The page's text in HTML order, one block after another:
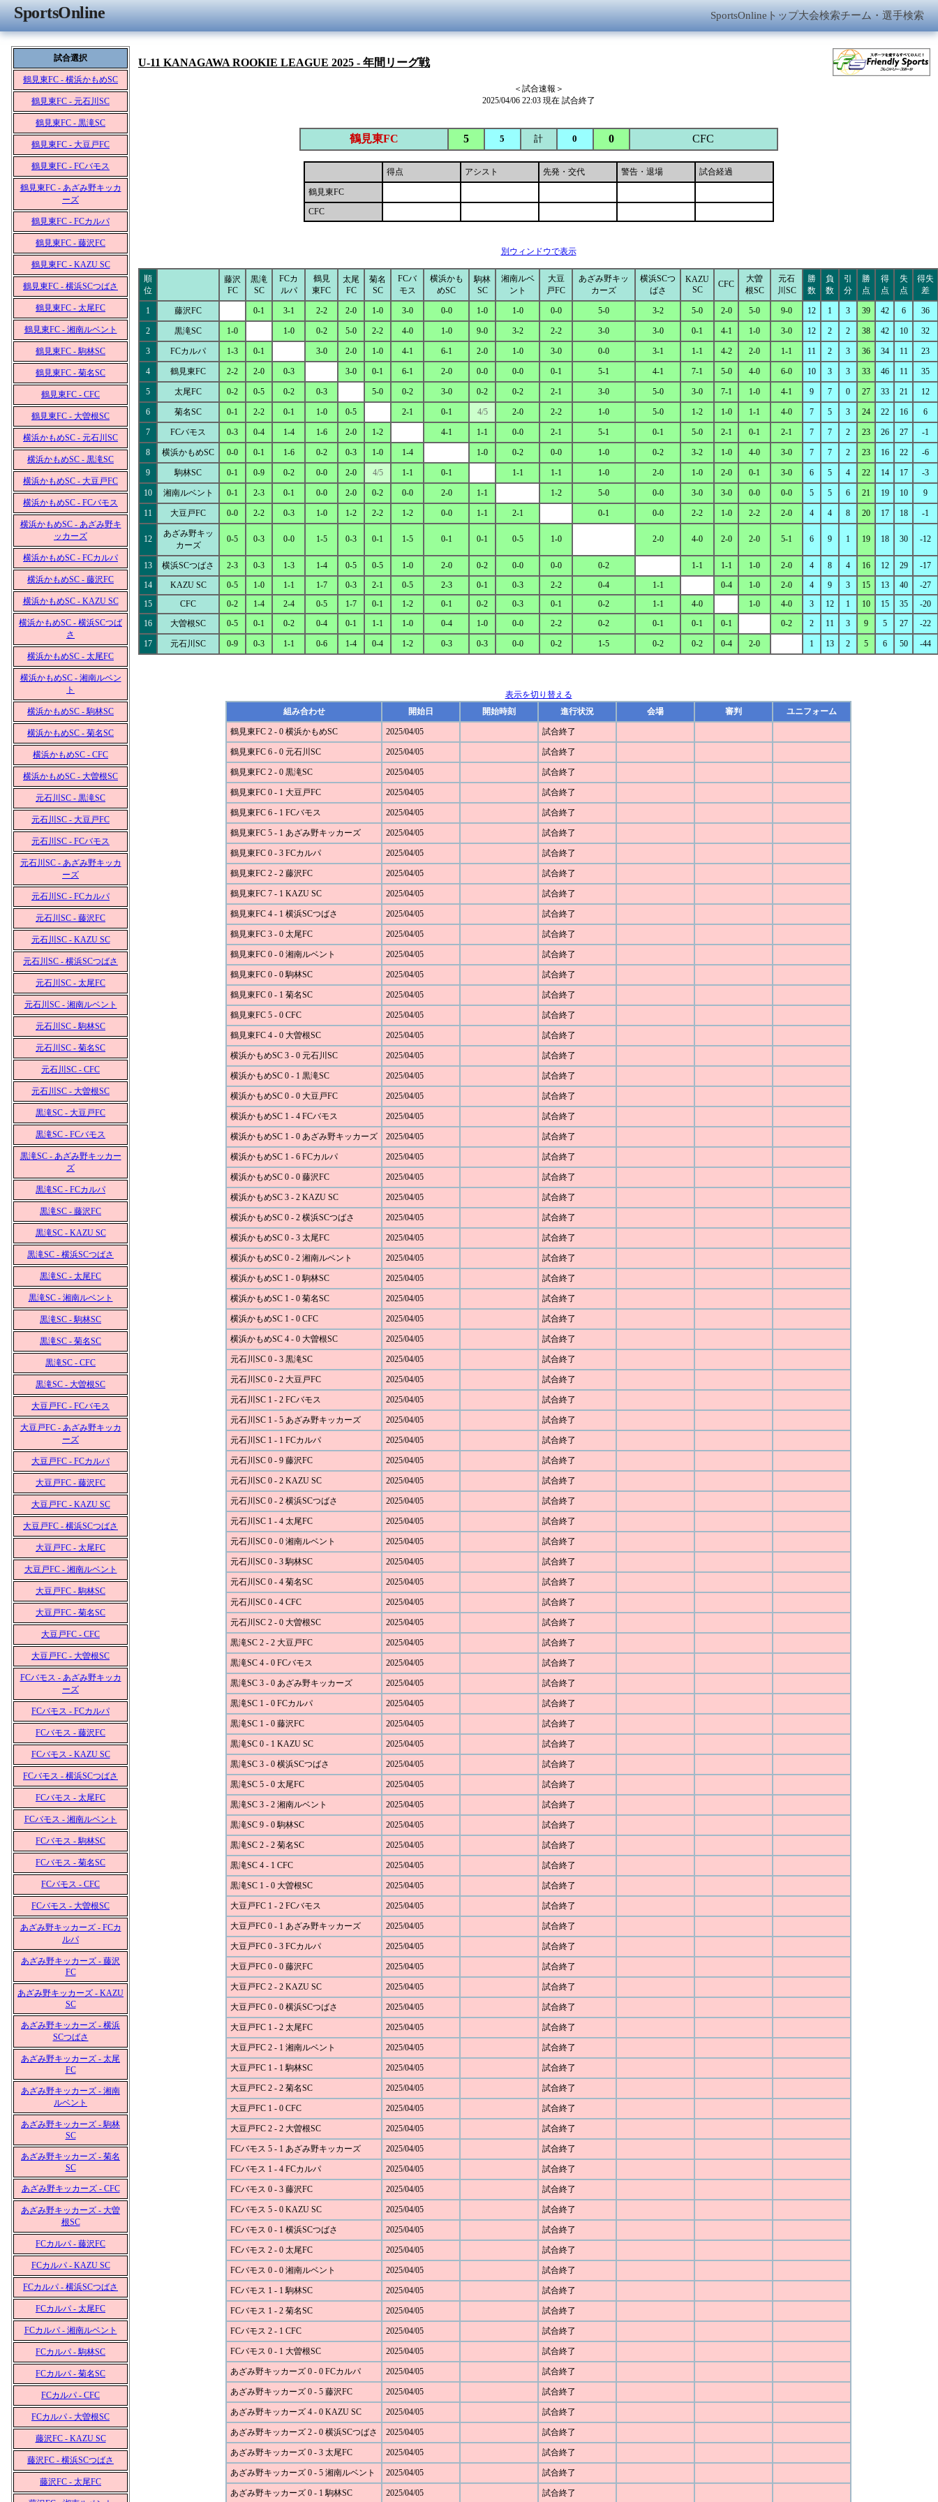
SportsOnline SportsOnlineトップ大会検索チーム・選手検索
試合選択
鶴見東FC - 横浜かもめSC
鶴見東FC - 元石川SC
鶴見東FC - 黒滝SC
鶴見東FC - 大豆戸FC
鶴見東FC - FCバモス
鶴見東FC - あざみ野キッカ
ーズ
鶴見東FC - FCカルパ
鶴見東FC - 藤沢FC
鶴見東FC - KAZU SC
鶴見東FC - 横浜SCつばさ
鶴見東FC - 太尾FC
鶴見東FC - 湘南ルベント
鶴見東FC - 駒林SC
鶴見東FC - 菊名SC
鶴見東FC - CFC
鶴見東FC - 大曽根SC
横浜かもめSC - 元石川SC
横浜かもめSC - 黒滝SC
横浜かもめSC - 大豆戸FC
横浜かもめSC - FCバモス
横浜かもめSC - あざみ野キ
ッカーズ
横浜かもめSC - FCカルパ
横浜かもめSC - 藤沢FC
横浜かもめSC - KAZU SC
横浜かもめSC - 横浜SCつば
さ
横浜かもめSC - 太尾FC
横浜かもめSC - 湘南ルベン
ト
横浜かもめSC - 駒林SC
横浜かもめSC - 菊名SC
横浜かもめSC - CFC
横浜かもめSC - 大曽根SC
元石川SC - 黒滝SC
元石川SC - 大豆戸FC
元石川SC - FCバモス
元石川SC - あざみ野キッカ
ーズ
元石川SC - FCカルパ
元石川SC - 藤沢FC
元石川SC - KAZU SC
元石川SC - 横浜SCつばさ
元石川SC - 太尾FC
元石川SC - 湘南ルベント
元石川SC - 駒林SC
元石川SC - 菊名SC
元石川SC - CFC
元石川SC - 大曽根SC
黒滝SC - 大豆戸FC
黒滝SC - FCバモス
黒滝SC - あざみ野キッカー
ズ
黒滝SC - FCカルパ
黒滝SC - 藤沢FC
黒滝SC - KAZU SC
黒滝SC - 横浜SCつばさ
黒滝SC - 太尾FC
黒滝SC - 湘南ルベント
黒滝SC - 駒林SC
黒滝SC - 菊名SC
黒滝SC - CFC
黒滝SC - 大曽根SC
大豆戸FC - FCバモス
大豆戸FC - あざみ野キッカ
ーズ
大豆戸FC - FCカルパ
大豆戸FC - 藤沢FC
大豆戸FC - KAZU SC
大豆戸FC - 横浜SCつばさ
大豆戸FC - 太尾FC
大豆戸FC - 湘南ルベント
大豆戸FC - 駒林SC
大豆戸FC - 菊名SC
大豆戸FC - CFC
大豆戸FC - 大曽根SC
FCバモス - あざみ野キッカ
ーズ
FCバモス - FCカルパ
FCバモス - 藤沢FC
FCバモス - KAZU SC
FCバモス - 横浜SCつばさ
FCバモス - 太尾FC
FCバモス - 湘南ルベント
FCバモス - 駒林SC
FCバモス - 菊名SC
FCバモス - CFC
FCバモス - 大曽根SC
あざみ野キッカーズ - FCカ
ルパ
あざみ野キッカーズ - 藤沢
FC
あざみ野キッカーズ - KAZU
SC
あざみ野キッカーズ - 横浜
SCつばさ
あざみ野キッカーズ - 太尾
FC
あざみ野キッカーズ - 湘南
ルベント
あざみ野キッカーズ - 駒林
SC
あざみ野キッカーズ - 菊名
SC
あざみ野キッカーズ - CFC
あざみ野キッカーズ - 大曽
根SC
FCカルパ - 藤沢FC
FCカルパ - KAZU SC
FCカルパ - 横浜SCつばさ
FCカルパ - 太尾FC
FCカルパ - 湘南ルベント
FCカルパ - 駒林SC
FCカルパ - 菊名SC
FCカルパ - CFC
FCカルパ - 大曽根SC
藤沢FC - KAZU SC
藤沢FC - 横浜SCつばさ
藤沢FC - 太尾FC
U-11 KANAGAWA ROOKIE LEAGUE 2025 - 年間リーグ戦
＜試合速報＞
2025/04/06 22:03 現在 試合終了
鶴見東FC 5 5 計 0 0 CFC
得点 アシスト 先発・交代 警告・退場 試合経過
鶴見東FC
CFC
別ウィンドウで表示
順
位
藤沢
FC
黒滝
SC
FCカ
ルパ
鶴見
東FC
太尾
FC
菊名
SC
FCバ
モス
横浜かも
めSC
駒林
SC
湘南ルベ
ント
大豆
戸FC
あざみ野キッ
カーズ
横浜SCつ
ばさ
KAZU
SC
CFC
大曽
根SC
元石
川SC
勝
数
負
数
引
分
勝
点
得
点
失
点
得失
差
1 藤沢FC 0-1 3-1 2-2 2-0 1-0 3-0 0-0 1-0 1-0 0-0 5-0 3-2 5-0 2-0 5-0 9-0 12 1 3 39 42 6 36
2 黒滝SC 1-0 1-0 0-2 5-0 2-2 4-0 1-0 9-0 3-2 2-2 3-0 3-0 0-1 4-1 1-0 3-0 12 2 2 38 42 10 32
3 FCカルパ 1-3 0-1 3-0 2-0 1-0 4-1 6-1 2-0 1-0 3-0 0-0 3-1 1-1 4-2 2-0 1-1 11 2 3 36 34 11 23
4 鶴見東FC 2-2 2-0 0-3 3-0 0-1 6-1 2-0 0-0 0-0 0-1 5-1 4-1 7-1 5-0 4-0 6-0 10 3 3 33 46 11 35
5 太尾FC 0-2 0-5 0-2 0-3 5-0 0-2 3-0 0-2 0-2 2-1 3-0 5-0 3-0 7-1 1-0 4-1 9 7 0 27 33 21 12
6 菊名SC 0-1 2-2 0-1 1-0 0-5 2-1 0-1 4/5 2-0 2-2 1-0 5-0 1-2 1-0 1-1 4-0 7 5 3 24 22 16 6
7 FCバモス 0-3 0-4 1-4 1-6 2-0 1-2 4-1 1-1 0-0 2-1 5-1 0-1 5-0 2-1 0-1 2-1 7 7 2 23 26 27 -1
8 横浜かもめSC 0-0 0-1 1-6 0-2 0-3 1-0 1-4 1-0 0-2 0-0 1-0 0-2 3-2 1-0 4-0 3-0 7 7 2 23 16 22 -6
9 駒林SC 0-1 0-9 0-2 0-0 2-0 4/5 1-1 0-1 1-1 1-1 1-0 2-0 1-0 2-0 0-1 3-0 6 5 4 22 14 17 -3
10 湘南ルベント 0-1 2-3 0-1 0-0 2-0 0-2 0-0 2-0 1-1 1-2 5-0 0-0 3-0 3-0 0-0 0-0 5 5 6 21 19 10 9
11 大豆戸FC 0-0 2-2 0-3 1-0 1-2 2-2 1-2 0-0 1-1 2-1 0-1 0-0 2-2 1-0 2-2 2-0 4 4 8 20 17 18 -1
12
あざみ野キッ
カーズ
0-5 0-3 0-0 1-5 0-3 0-1 1-5 0-1 0-1 0-5 1-0 2-0 4-0 2-0 2-0 5-1 6 9 1 19 18 30 -12
13 横浜SCつばさ 2-3 0-3 1-3 1-4 0-5 0-5 1-0 2-0 0-2 0-0 0-0 0-2 1-1 1-1 1-0 2-0 4 8 4 16 12 29
-17
14
KAZU SC 0-5 1-0 1-1 1-7 0-3 2-1 0-5 2-3 0-1 0-3 2-2 0-4 1-1 0-4 1-0 2-0 4 9 3 15 13 40
-27
15
CFC 0-2 1-4 2-4 0-5 1-7 0-1 1-2 0-1 0-2 0-3 0-1 0-2 1-1 4-0 1-0 4-0 3 12 1 10 15 35
-20
16
大曽根SC 0-5 0-1 0-2 0-4 0-1 1-1 1-0 0-4 1-0 0-0 2-2 0-2 0-1 0-1 0-1 0-2 2 11 3 9 5 27 -22
17 元石川SC 0-9 0-3 1-1 0-6 1-4 0-4 1-2 0-3 0-3 0-0 0-2 1-5 0-2 0-2 0-4 2-0 1 13 2 5 6 50 -44
表示を切り替える
組み合わせ
開始日 開始時刻 進行状況 会場 審判 ユニフォーム
鶴見東FC 2 - 0 横浜かもめSC 2025/04/05 試合終了
鶴見東FC 6 - 0 元石川SC 2025/04/05 試合終了
鶴見東FC 2 - 0 黒滝SC 2025/04/05 試合終了
鶴見東FC 0 - 1 大豆戸FC 2025/04/05 試合終了
鶴見東FC 6 - 1 FCバモス 2025/04/05 試合終了
鶴見東FC 5 - 1 あざみ野キッカーズ 2025/04/05 試合終了
鶴見東FC 0 - 3 FCカルパ 2025/04/05 試合終了
鶴見東FC 2 - 2 藤沢FC 2025/04/05 試合終了
鶴見東FC 7 - 1 KAZU SC 2025/04/05 試合終了
鶴見東FC 4 - 1 横浜SCつばさ 2025/04/05 試合終了
鶴見東FC 3 - 0 太尾FC 2025/04/05 試合終了
鶴見東FC 0 - 0 湘南ルベント 2025/04/05 試合終了
鶴見東FC 0 - 0 駒林SC 2025/04/05 試合終了
鶴見東FC 0 - 1 菊名SC 2025/04/05 試合終了
鶴見東FC 5 - 0 CFC 2025/04/05 試合終了
鶴見東FC 4 - 0 大曽根SC 2025/04/05 試合終了
横浜かもめSC 3 - 0 元石川SC 2025/04/05 試合終了
横浜かもめSC 0 - 1 黒滝SC 2025/04/05 試合終了
横浜かもめSC 0 - 0 大豆戸FC 2025/04/05 試合終了
横浜かもめSC 1 - 4 FCバモス 2025/04/05 試合終了
横浜かもめSC 1 - 0 あざみ野キッカーズ 2025/04/05 試合終了
横浜かもめSC 1 - 6 FCカルパ 2025/04/05 試合終了
横浜かもめSC 0 - 0 藤沢FC 2025/04/05 試合終了
横浜かもめSC 3 - 2 KAZU SC 2025/04/05 試合終了
横浜かもめSC 0 - 2 横浜SCつばさ 2025/04/05 試合終了
横浜かもめSC 0 - 3 太尾FC 2025/04/05 試合終了
横浜かもめSC 0 - 2 湘南ルベント 2025/04/05 試合終了
横浜かもめSC 1 - 0 駒林SC 2025/04/05 試合終了
横浜かもめSC 1 - 0 菊名SC 2025/04/05 試合終了
横浜かもめSC 1 - 0 CFC 2025/04/05 試合終了
横浜かもめSC 4 - 0 大曽根SC 2025/04/05 試合終了
元石川SC 0 - 3 黒滝SC 2025/04/05 試合終了
元石川SC 0 - 2 大豆戸FC 2025/04/05 試合終了
元石川SC 1 - 2 FCバモス 2025/04/05 試合終了
元石川SC 1 - 5 あざみ野キッカーズ 2025/04/05 試合終了
元石川SC 1 - 1 FCカルパ 2025/04/05 試合終了
元石川SC 0 - 9 藤沢FC 2025/04/05 試合終了
元石川SC 0 - 2 KAZU SC 2025/04/05 試合終了
元石川SC 0 - 2 横浜SCつばさ 2025/04/05 試合終了
元石川SC 1 - 4 太尾FC 2025/04/05 試合終了
元石川SC 0 - 0 湘南ルベント 2025/04/05 試合終了
元石川SC 0 - 3 駒林SC 2025/04/05 試合終了
元石川SC 0 - 4 菊名SC 2025/04/05 試合終了
元石川SC 0 - 4 CFC 2025/04/05 試合終了
元石川SC 2 - 0 大曽根SC 2025/04/05 試合終了
黒滝SC 2 - 2 大豆戸FC 2025/04/05 試合終了
黒滝SC 4 - 0 FCバモス 2025/04/05 試合終了
黒滝SC 3 - 0 あざみ野キッカーズ 2025/04/05 試合終了
黒滝SC 1 - 0 FCカルパ 2025/04/05 試合終了
黒滝SC 1 - 0 藤沢FC 2025/04/05 試合終了
黒滝SC 0 - 1 KAZU SC 2025/04/05 試合終了
黒滝SC 3 - 0 横浜SCつばさ 2025/04/05 試合終了
黒滝SC 5 - 0 太尾FC 2025/04/05 試合終了
黒滝SC 3 - 2 湘南ルベント 2025/04/05 試合終了
黒滝SC 9 - 0 駒林SC 2025/04/05 試合終了
黒滝SC 2 - 2 菊名SC 2025/04/05 試合終了
黒滝SC 4 - 1 CFC 2025/04/05 試合終了
黒滝SC 1 - 0 大曽根SC 2025/04/05 試合終了
大豆戸FC 1 - 2 FCバモス 2025/04/05 試合終了
大豆戸FC 0 - 1 あざみ野キッカーズ 2025/04/05 試合終了
大豆戸FC 0 - 3 FCカルパ 2025/04/05 試合終了
大豆戸FC 0 - 0 藤沢FC 2025/04/05 試合終了
大豆戸FC 2 - 2 KAZU SC 2025/04/05 試合終了
大豆戸FC 0 - 0 横浜SCつばさ 2025/04/05 試合終了
大豆戸FC 1 - 2 太尾FC 2025/04/05 試合終了
大豆戸FC 2 - 1 湘南ルベント 2025/04/05 試合終了
大豆戸FC 1 - 1 駒林SC 2025/04/05 試合終了
大豆戸FC 2 - 2 菊名SC 2025/04/05 試合終了
大豆戸FC 1 - 0 CFC 2025/04/05 試合終了
大豆戸FC 2 - 2 大曽根SC 2025/04/05 試合終了
FCバモス 5 - 1 あざみ野キッカーズ 2025/04/05 試合終了
FCバモス 1 - 4 FCカルパ 2025/04/05 試合終了
FCバモス 0 - 3 藤沢FC 2025/04/05 試合終了
FCバモス 5 - 0 KAZU SC 2025/04/05 試合終了
FCバモス 0 - 1 横浜SCつばさ 2025/04/05 試合終了
FCバモス 2 - 0 太尾FC 2025/04/05 試合終了
FCバモス 0 - 0 湘南ルベント 2025/04/05 試合終了
FCバモス 1 - 1 駒林SC 2025/04/05 試合終了
FCバモス 1 - 2 菊名SC 2025/04/05 試合終了
FCバモス 2 - 1 CFC 2025/04/05 試合終了
FCバモス 0 - 1 大曽根SC 2025/04/05 試合終了
あざみ野キッカーズ 0 - 0 FCカルパ 2025/04/05 試合終了
あざみ野キッカーズ 0 - 5 藤沢FC 2025/04/05 試合終了
あざみ野キッカーズ 4 - 0 KAZU SC 2025/04/05 試合終了
あざみ野キッカーズ 2 - 0 横浜SCつばさ 2025/04/05 試合終了
あざみ野キッカーズ 0 - 3 太尾FC 2025/04/05 試合終了
あざみ野キッカーズ 0 - 5 湘南ルベント 2025/04/05 試合終了
あざみ野キッカーズ 0 - 1 駒林SC 2025/04/05 試合終了